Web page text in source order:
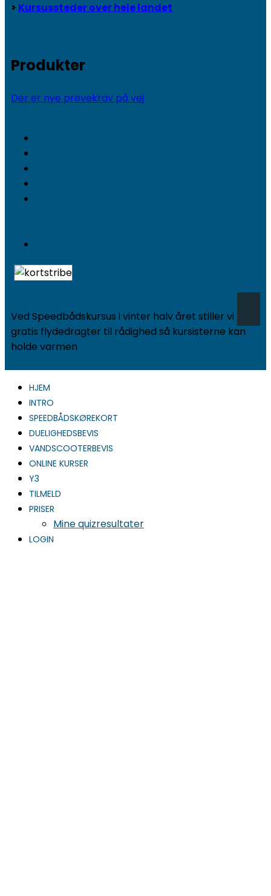
> Kursussteder over hele landet
Produkter
Der er nye prøvekrav på vej
Ved Speedbådskursus i vinter halv året stiller vi
gratis flydedragter til rådighed så kursisterne kan
holde varmen
HJEM
INTRO
SPEEDBÅDSKØREKORT
DUELIGHEDSBEVIS
VANDSCOOTERBEVIS
ONLINE KURSER
Y3
TILMELD
PRISER
Mine quizresultater
LOGIN